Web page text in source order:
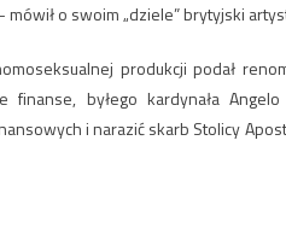
mówił o swoim „dziele” brytyjski
produkcji podał
byłego kardynała
i narazić skarb Stolicy